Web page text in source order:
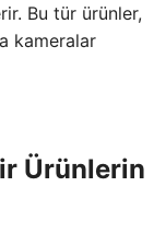
Bu tür ürünler,
kameralar
Ürünlerin